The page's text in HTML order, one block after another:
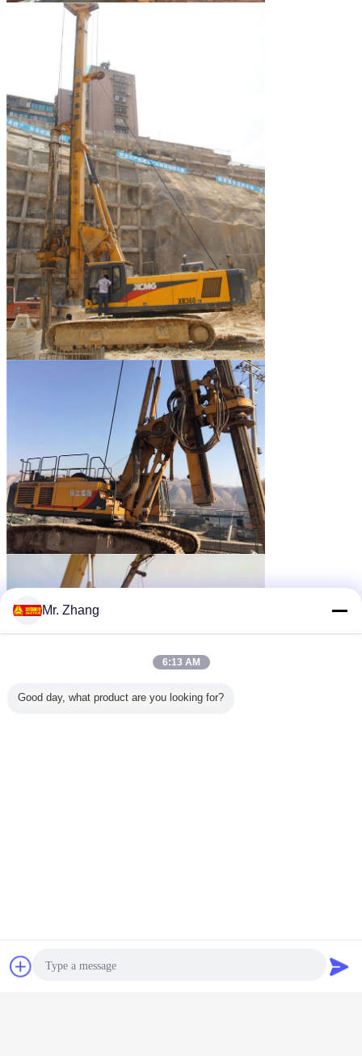
Chat
Mr. Zhang
6:13 AM
Good day, what product are you looking for?